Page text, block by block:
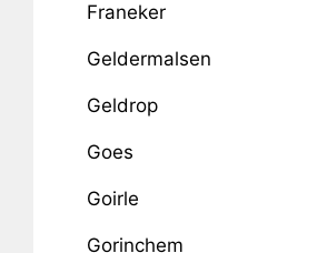
Franeker
Geldermalsen
Geldrop
Goes
Goirle
Gorinchem